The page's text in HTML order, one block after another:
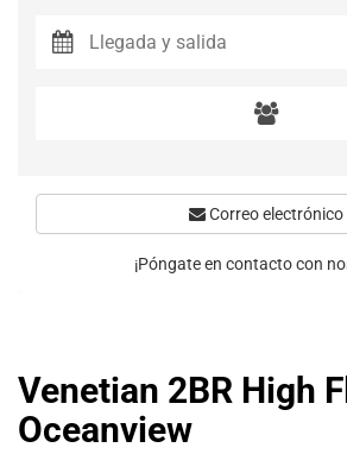
Venetian 2BR High
Oceanview
Correo electrónico
¡Póngate en contacto con